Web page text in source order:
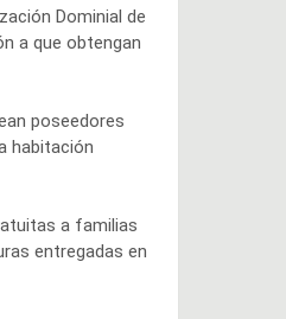
Dominial de
a que obtengan
poseedores
habitación
a familias
entregadas en